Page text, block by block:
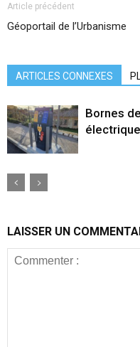
Article précédent
Géoportail de l’Urbanisme
ARTICLES CONNEXES
Bornes
LAISSER UN